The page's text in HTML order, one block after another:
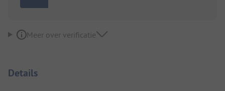
Meer over verificatie
Details